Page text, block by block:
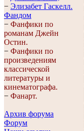
− Элизабет Гaскелл.
Фандом
− Фанфики по
романам Джейн
Остин.
− Фанфики по
произведениям
классической
литературы и
кинематографа.
− Фанарт.
Архив форума
Форум